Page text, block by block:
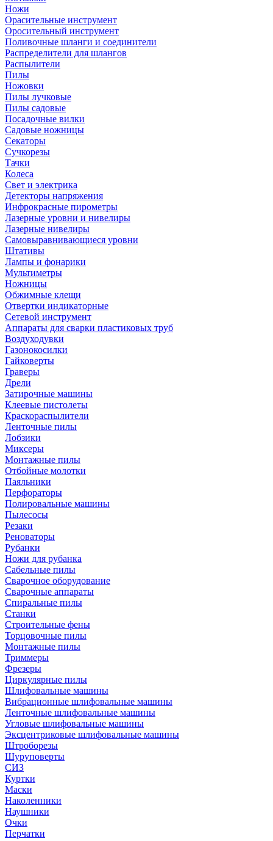
Ножи
Орасительные инструмент
Оросительный инструмент
Поливочные шланги и соединители
Распределители для шлангов
Распылители
Пилы
Ножовки
Пилы лучковые
Пилы садовые
Посадочные вилки
Садовые ножницы
Секаторы
Сучкорезы
Тачки
Колеса
Свет и электрика
Детекторы напряжения
Инфрокрасные пирометры
Лазерные уровни и нивелиры
Лазерные нивелиры
Самовыравнивающиеся уровни
Штативы
Лампы и фонарики
Мультиметры
Ножницы
Обжимные клещи
Отвертки индикаторные
Сетевой инструмент
Аппараты для сварки пластиковых труб
Воздуходувки
Газонокосилки
Гайковерты
Граверы
Дрели
Затирочные машины
Клеевые пистолеты
Краскораспылители
Ленточные пилы
Лобзики
Миксеры
Монтажные пилы
Отбойные молотки
Паяльники
Перфораторы
Полировальные машины
Пылесосы
Резаки
Реноваторы
Рубанки
Ножи для рубанка
Сабельные пилы
Сварочное оборудование
Сварочные аппараты
Спиральные пилы
Станки
Строительные фены
Торцовочные пилы
Монтажные пилы
Триммеры
Фрезеры
Циркулярные пилы
Шлифовальные машины
Вибрационные шлифовальные машины
Ленточные шлифовальные машины
Угловые шлифовальные машины
Эксцентриковые шлифовальные машины
Штроборезы
Шуруповерты
СИЗ
Куртки
Маски
Наколенники
Наушники
Очки
Перчатки